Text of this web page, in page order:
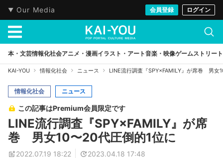
Our Media 会員登録 ログイン
本・文芸情報化社会アニメ・漫画イラスト・アート音楽・映像ゲームストリート
KAI-YOU 情報化社会 ニュース LINE流行調査『SPY×FAMILY』が席巻 男女
情報化社会 ニュース
この記事はPremium会員限定です
LINE流行調査『SPY×FAMILY』が席
巻 男女10〜20代圧倒的1位に
2022.07.19 18:22
2023.04.18 17:48